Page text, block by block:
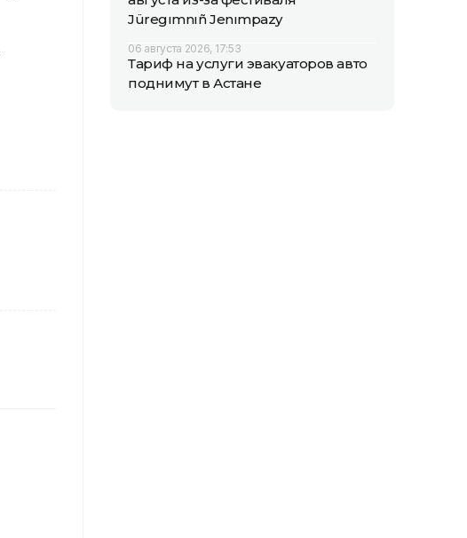
Jüregımnıñ Jenımpazy
06 августа 2026, 17:53
Тариф на услуги эвакуаторов авто
поднимут в Астане